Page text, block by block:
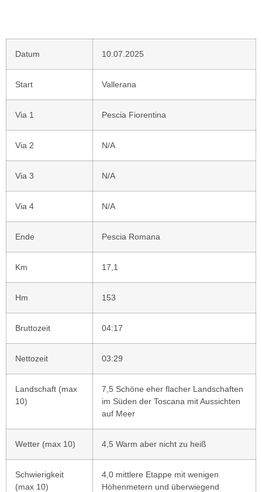
Datum 10.07.2025
Start Vallerana
Via 1 Pescia Fiorentina
Via 2 N/A
Via 3 N/A
Via 4 N/A
Ende Pescia Romana
Km 17,1
Hm 153
Bruttozeit 04:17
Nettozeit 03:29
Landschaft (max
10)
7,5 Schöne eher flacher Landschaften
im Süden der Toscana mit Aussichten
auf Meer
Wetter (max 10) 4,5 Warm aber nicht zu heiß
Schwierigkeit
(max 10)
4,0 mittlere Etappe mit wenigen
Höhenmetern und überwiegend